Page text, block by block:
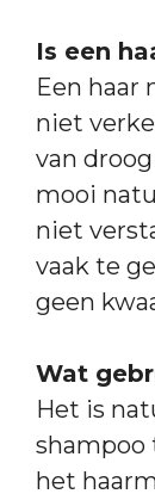
Is een
Een haar
niet
van
mooi
niet
vaak te
geen
Wat
Het is
shampoo
het